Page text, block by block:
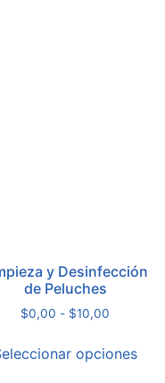
y Desinfección
de Peluches
$0,00 - $10,00
opciones